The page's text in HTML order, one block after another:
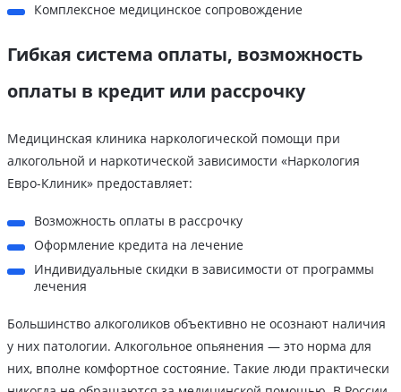
Комплексное медицинское сопровождение
Гибкая система оплаты, возможность
оплаты в кредит или рассрочку
Медицинская клиника наркологической помощи при
алкогольной и наркотической зависимости «Наркология
Евро-Клиник» предоставляет:
Возможность оплаты в рассрочку
Оформление кредита на лечение
Индивидуальные скидки в зависимости от программы
лечения
Большинство алкоголиков объективно не осознают наличия
у них патологии. Алкогольное опьянения — это норма для
них, вполне комфортное состояние. Такие люди практически